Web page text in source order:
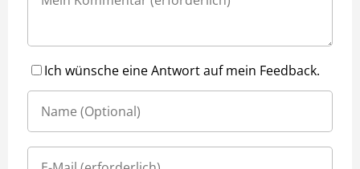
Ich wünsche eine Antwort auf mein Feedback.